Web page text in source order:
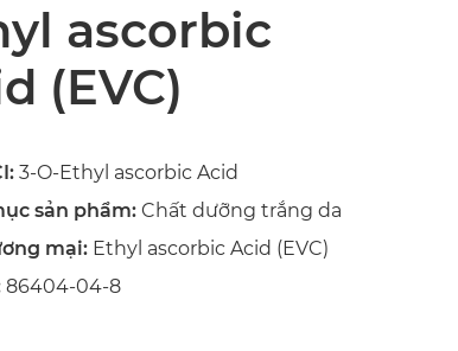
ascorbic
(EVC)
3-O-Ethyl ascorbic Acid
sản phẩm: Chất dưỡng trắng da
mại: Ethyl ascorbic Acid (EVC)
86404-04-8